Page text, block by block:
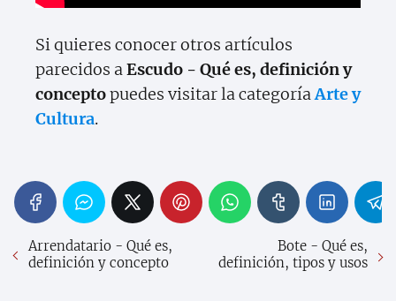
Si quieres conocer otros artículos
parecidos aEscudo - Qué es, definición y
conceptopuedes visitar la categoríaArte y
Cultura.
Arrendatario - Qué es,
definición y concepto
Bote - Qué es,
definición, tipos y usos